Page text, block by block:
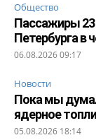
Общество
Пассажиры 23
Петербурга в
06.08.2026 09:17
Новости
Пока мы
ядерное
05.08.2026 18:14